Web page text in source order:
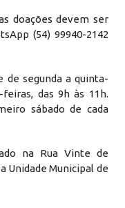
doações devem ser
(54) 99940-2142
de segunda a quinta-
das 9h às 11h.
sábado de cada
na Rua Vinte de
Unidade Municipal de